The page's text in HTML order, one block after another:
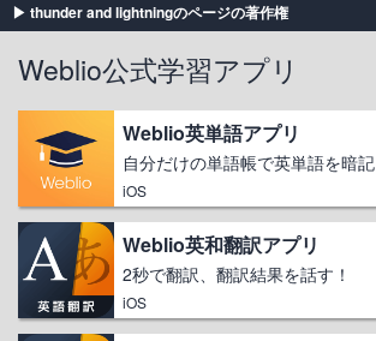
thunder and lightningのページの著作権
Weblio公式学習アプリ
Weblio英単語アプリ
自分だけの単語帳で英単語を暗記
iOS
Weblio英和翻訳アプリ
2秒で翻訳、翻訳結果を話す！
iOS